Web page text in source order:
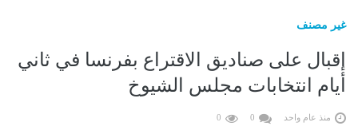
غير مصنف
إقبال على صناديق الاقتراع بفرنسا في ثاني
أيام انتخابات مجلس الشيوخ
منذ عام واحد 0
0